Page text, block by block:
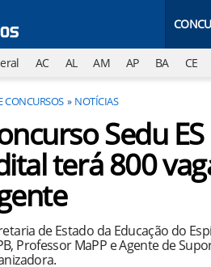
AC AL AM AP BA CE
CONCURSOS NOTÍCIAS
Sedu
terá 800
de Estado da Educação do
Professor MaPP e Agente de